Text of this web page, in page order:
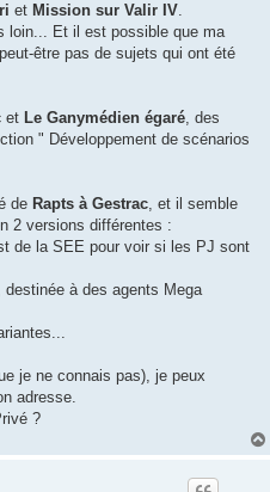
et Mission sur Valir IV.
loin... Et il est possible que ma
être pas de sujets qui ont été
et Le Ganymédien égaré, des
" Développement de scénarios
de Rapts à Gestrac, et il semble
2 versions différentes :
de la SEE pour voir si les PJ sont
à des agents Mega
je ne connais pas), je peux
adresse.
?